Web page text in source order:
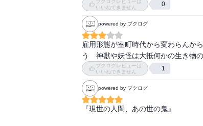
ブクログレビューは
いいねできません
0
powered by ブクログ
雇用形態が室町時代から変わらんか
う　神獣や妖怪は大抵何かの生き物
ブクログレビューは
いいねできません
1
powered by ブクログ
『現世の人間、あの世の鬼』